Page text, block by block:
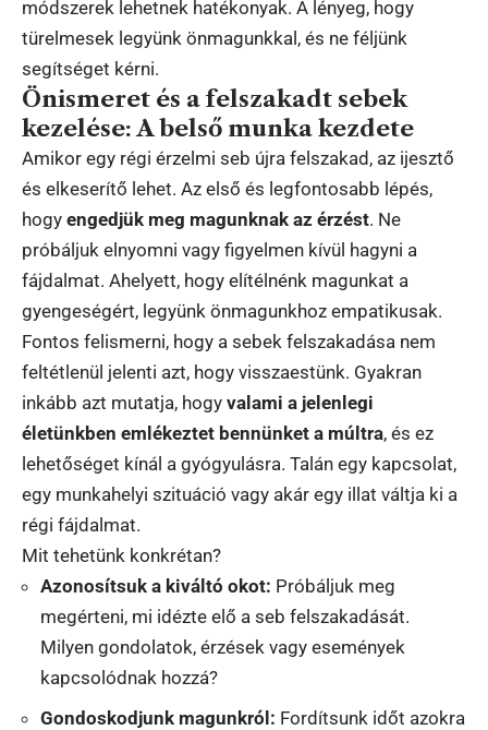
módszerek lehetnek hatékonyak. A lényeg, hogy
türelmesek legyünk önmagunkkal, és ne féljünk
segítséget kérni.
Önismeret és a felszakadt sebek
kezelése: A belső munka kezdete
Amikor egy régi érzelmi seb újra felszakad, az ijesztő
és elkeserítő lehet. Az első és legfontosabb lépés,
hogy engedjük meg magunknak az érzést. Ne
próbáljuk elnyomni vagy figyelmen kívül hagyni a
fájdalmat. Ahelyett, hogy elítélnénk magunkat a
gyengeségért, legyünk önmagunkhoz empatikusak.
Fontos felismerni, hogy a sebek felszakadása nem
feltétlenül jelenti azt, hogy visszaestünk. Gyakran
inkább azt mutatja, hogy valami a jelenlegi
életünkben emlékeztet bennünket a múltra, és ez
lehetőséget kínál a gyógyulásra. Talán egy kapcsolat,
egy munkahelyi szituáció vagy akár egy illat váltja ki a
régi fájdalmat.
Mit tehetünk konkrétan?
Azonosítsuk a kiváltó okot: Próbáljuk meg
megérteni, mi idézte elő a seb felszakadását.
Milyen gondolatok, érzések vagy események
kapcsolódnak hozzá?
Gondoskodjunk magunkról: Fordítsunk időt azokra